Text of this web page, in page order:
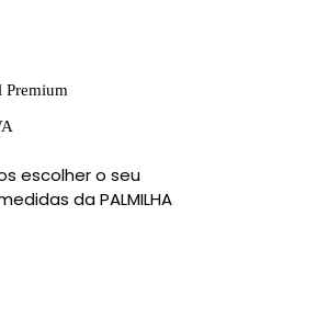
Premium
escolher o seu
da PALMILHA